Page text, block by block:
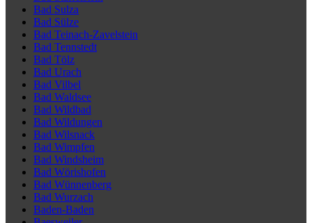
Bad Sulza
Bad Sülze
Bad Teinach-Zavelstein
Bad Tennstedt
Bad Tölz
Bad Urach
Bad Vilbel
Bad Waldsee
Bad Wildbad
Bad Wildungen
Bad Wilsnack
Bad Wimpfen
Bad Windsheim
Bad Wörishofen
Bad Wünnenberg
Bad Wurzach
Baden-Baden